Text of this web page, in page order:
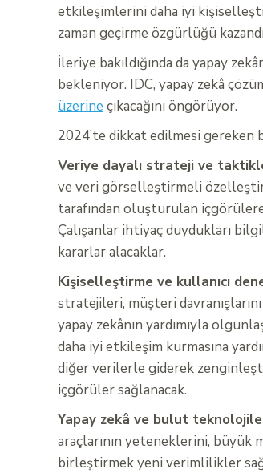
etkileşimlerini daha iyi
zaman geçirme özgürlüğü
İleriye bakıldığında da yapay
bekleniyor. IDC, yapay zekâ
üzerine çıkacağını öngörüyor.
2024’te dikkat edilmesi gereken
Veriye dayalı strateji ve
ve veri görselleştirmeli
tarafından oluşturulan
Çalışanlar ihtiyaç duydukları
kararlar alacaklar.
Kişiselleştirme ve kullanıcı
stratejileri, müşteri
yapay zekânın yardımıyla
daha iyi etkileşim kurmasına
diğer verilerle giderek
içgörüler sağlanacak.
Yapay zekâ ve bulut
araçlarının yeteneklerini,
birleştirmek yeni verimlilikler